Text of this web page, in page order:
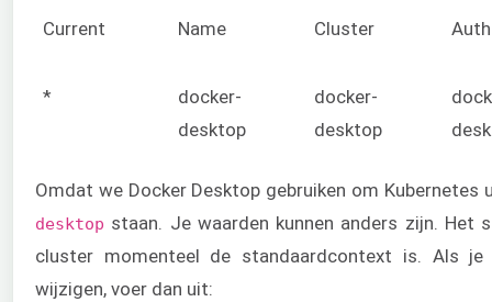
Current Name Cluster
*
docker-
desktop
docker-
desktop
Omdat we Docker Desktop gebruiken om Kubernetes
desktop staan. Je waarden kunnen anders zijn. Het
cluster momenteel de standaardcontext is. Als
wijzigen, voer dan uit: